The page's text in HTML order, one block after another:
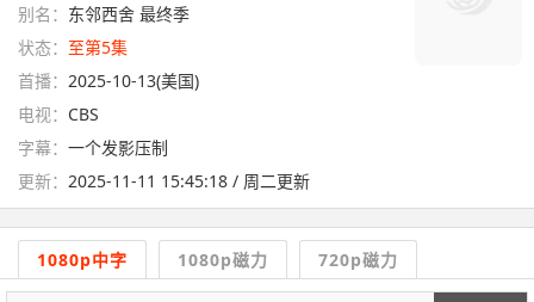
别名： 东邻西舍 最终季
状态： 至第5集
首播： 2025-10-13(美国)
电视： CBS
字幕： 一个发影压制
更新： 2025-11-11 15:45:18 / 周二更新
1080p中字 1080p磁力 720p磁力